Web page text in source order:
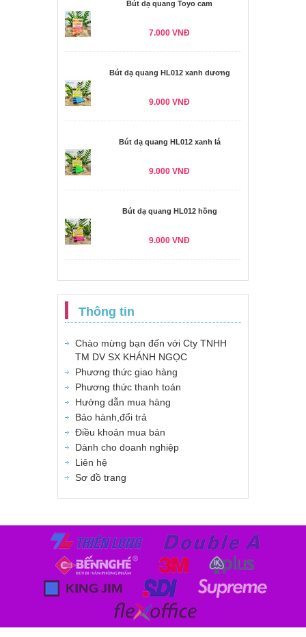
Bút dạ quang Toyo cam
7.000 VNĐ
Bút dạ quang HL012 xanh dương
9.000 VNĐ
Bút dạ quang HL012 xanh lá
9.000 VNĐ
Bút dạ quang HL012 hồng
9.000 VNĐ
Thông tin
Chào mừng bạn đến với Cty TNHH
TM DV SX KHÁNH NGỌC
Phương thức giao hàng
Phương thức thanh toán
Hướng dẫn mua hàng
Bảo hành,đổi trả
Điều khoản mua bán
Dành cho doanh nghiệp
Liên hệ
Sơ đồ trang